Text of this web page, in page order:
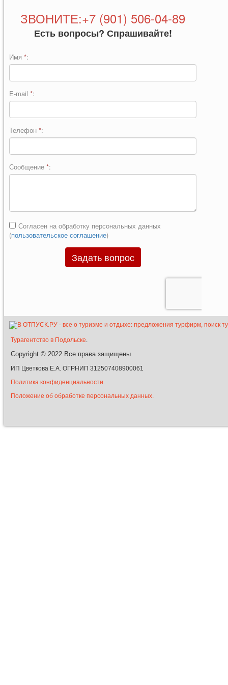
Турагентство в Подольске.
Copyright © 2022 Все права защищены
ИП Цветкова Е.А. ОГРНИП 312507408900061
Политика конфиденциальности.
Положение об обработке персональных данных.